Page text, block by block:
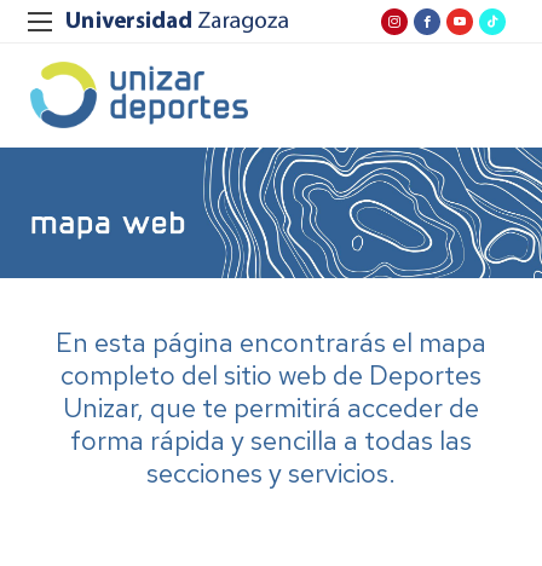
En esta página encontrarás el mapa
completo del sitio web de Deportes
Unizar, que te permitirá acceder de
forma rápida y sencilla a todas las
secciones y servicios.